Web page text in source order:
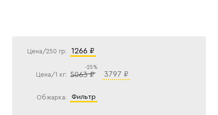
Цена/250 гр: 1266 ₽
Цена/1 кг: 5063 ₽
-25%
3797 ₽
Обжарка: фильтр